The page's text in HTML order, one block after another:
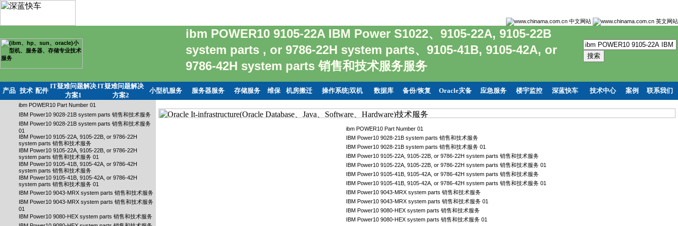
ibm POWER10 9105-22A IBM Power S1022、9105-22A, 9105-22B
system parts , or 9786-22H system parts、9105-41B, 9105-42A, or
9786-42H system parts 销售和技术服务服务
产品 技术 配件
IT疑难问题解决
方案1
IT疑难问题解决
方案2
小型机服务 服务器服务 存储服务 维保 机房搬迁 操作系统|双机 数据库 备份/恢复 Oracle灾备 应急服务 楼宇监控 深蓝快车 技术中心 案例 联系我们
ibm POWER10 Part Number 01
IBM Power10 9028-21B system parts 销售和技术服务
IBM Power10 9028-21B system parts 销售和技术服务
01
IBM Power10 9105-22A, 9105-22B, or 9786-22H
system parts 销售和技术服务
IBM Power10 9105-22A, 9105-22B, or 9786-22H
system parts 销售和技术服务 01
IBM Power10 9105-41B, 9105-42A, or 9786-42H
system parts 销售和技术服务
IBM Power10 9105-41B, 9105-42A, or 9786-42H
system parts 销售和技术服务 01
IBM Power10 9043-MRX system parts 销售和技术服务
IBM Power10 9043-MRX system parts 销售和技术服务
01
IBM Power10 9080-HEX system parts 销售和技术服务
ibm POWER10 Part Number 01
IBM Power10 9028-21B system parts 销售和技术服务
IBM Power10 9028-21B system parts 销售和技术服务 01
IBM Power10 9105-22A, 9105-22B, or 9786-22H system parts 销售和技术服务
IBM Power10 9105-22A, 9105-22B, or 9786-22H system parts 销售和技术服务 01
IBM Power10 9105-41B, 9105-42A, or 9786-42H system parts 销售和技术服务
IBM Power10 9105-41B, 9105-42A, or 9786-42H system parts 销售和技术服务 01
IBM Power10 9043-MRX system parts 销售和技术服务
IBM Power10 9043-MRX system parts 销售和技术服务 01
IBM Power10 9080-HEX system parts 销售和技术服务
IBM Power10 9080-HEX system parts 销售和技术服务 01